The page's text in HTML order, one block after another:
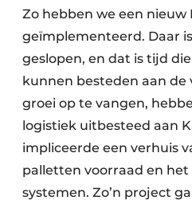
Zo hebben we een nieuw
geïmplementeerd. Daar
geslopen, en dat is tijd
kunnen besteden aan de
groei op te vangen,
logistiek uitbesteed aan
impliceerde een verhuis
palletten voorraad en het
systemen. Zo’n project